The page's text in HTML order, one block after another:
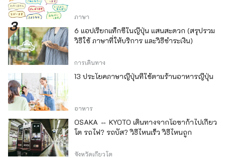
ภาษา
6 แอปเรียกแท็กซี่ในญี่ปุ่น แสนสะดวก (สรุปรวม
วิธีใช้ ภาษาที่ให้บริการ และวิธีชำระเงิน)
การเดินทาง
13 ประโยคภาษาญี่ปุ่นที่ใช้ตามร้านอาหารญี่ปุ่น
อาหาร
OSAKA ⇔ KYOTO เดินทางจากโอซาก้าไปเกียว
โต รถไฟ? รถบัส? วิธีไหนเร็ว วิธีไหนถูก
จังหวัดเกียวโต